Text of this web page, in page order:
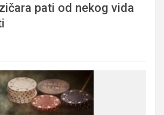
pati od nekog vida